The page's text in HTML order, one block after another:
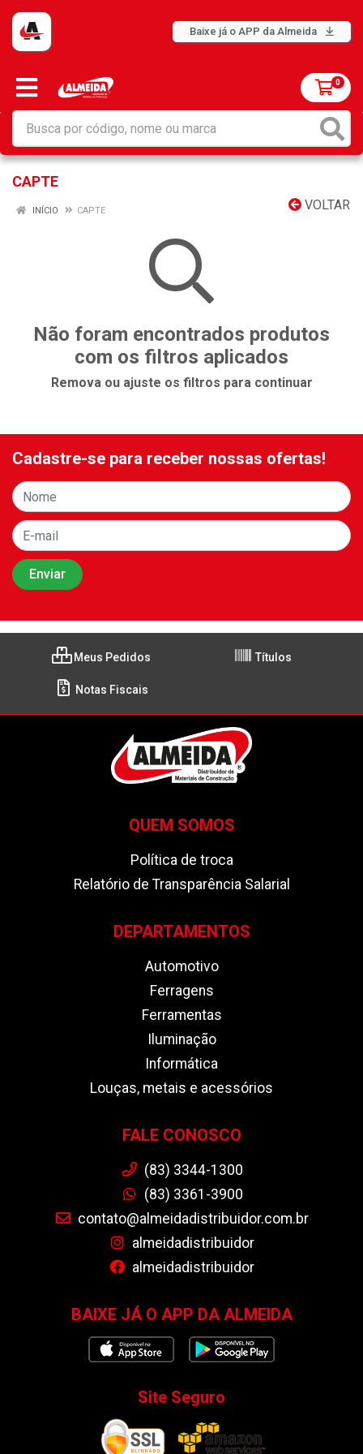
Baixe já o APP da Almeida
0
CAPTE
VOLTAR
INÍCIO CAPTE
Não foram encontrados produtos
com os filtros aplicados
Remova ou ajuste os filtros para continuar
Cadastre-se para receber nossas ofertas!
Meus Pedidos Títulos
Notas Fiscais
QUEM SOMOS
Política de troca
Relatório de Transparência Salarial
DEPARTAMENTOS
Automotivo
Ferragens
Ferramentas
Iluminação
Informática
Louças, metais e acessórios
FALE CONOSCO
(83) 3344-1300
(83) 3361-3900
contato@almeidadistribuidor.com.br
almeidadistribuidor
almeidadistribuidor
BAIXE JÁ O APP DA ALMEIDA
Site Seguro